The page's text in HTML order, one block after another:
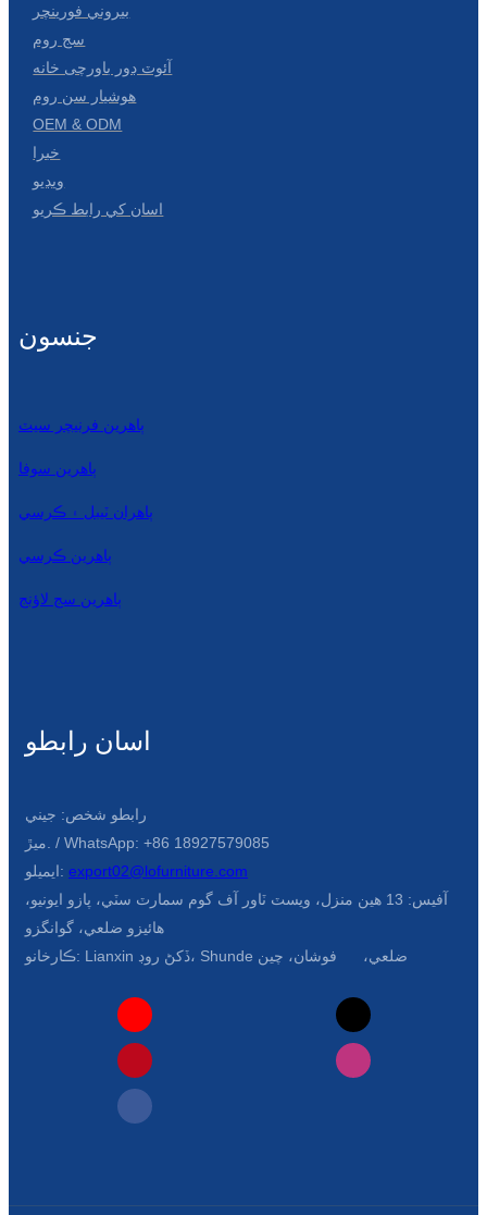
بيروني فورينچر
سج روم
آئوٽ ڊور باورچی خانه
هوشيار سن روم
OEM & ODM
خبرا
ويڊيو
اسان کي رابط ڪريو
جنسون
ٻاهرين فرنيچر سيٽ
ٻاهرين سوفا
ٻاهران ٽيبل ۽ ڪرسي
ٻاهرين ڪرسي
ٻاھرين سج لاؤنج
اسان رابطو
رابطو شخص: جيني
ميڙ. / WhatsApp: +86 18927579085
ايميلو: export02@lofurniture.com
آفيس: 13 هين منزل، ويسٽ ٽاور آف گوم سمارٽ سٽي، پازو ايونيو،
هائيزو ضلعي، گوانگزو
ڪارخانو: Lianxin ڏکڻ روڊ، Shunde ضلعي، فوشان، چين